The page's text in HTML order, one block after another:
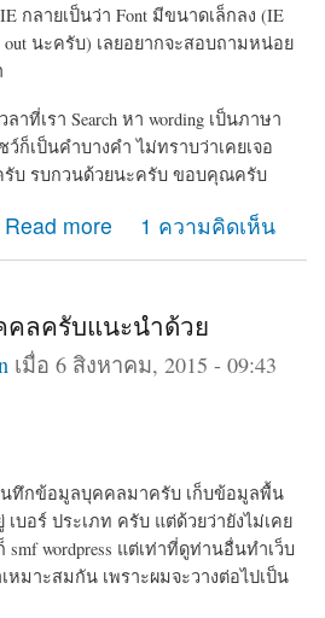
กลายเป็นว่า Font มีขนาดเล็กลง (IE
out นะครับ) เลยอยากจะสอบถามหน่อย
ที่เรา Search หา wording เป็นภาษา
ก็เป็นคำบางคำ ไม่ทราบว่าเคยเจอ
บ รบกวนด้วยนะครับ ขอบคุณครับ
Read more
display ในแต่ละ browser และการ
Search เป็นภาษาไทย
1 ความคิดเห็น
คลครับแนะนำด้วย
เมื่อ 6 สิงหาคม, 2015 - 09:43
ทึกข้อมูลบุคคลมาครับ เก็บข้อมูลพื้น
บอร์ ประเภท ครับ แต่ด้วยว่ายังไม่เคย
wordpress แต่เท่าที่ดูท่านอื่นทำเว็บ
หมาะสมกัน เพราะผมจะวางต่อไปเป็น